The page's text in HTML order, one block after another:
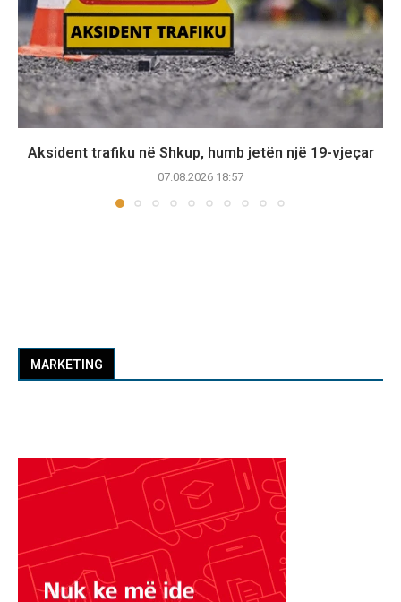
Aksident trafiku në Shkup, humb jetën një 19-vjeçar
07.08.2026 18:57
MARKETING